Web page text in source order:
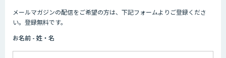
メールマガジンの配信をご希望の方は、下記フォームよりご登録くださ
い。登録無料です。
お名前 - 姓・名